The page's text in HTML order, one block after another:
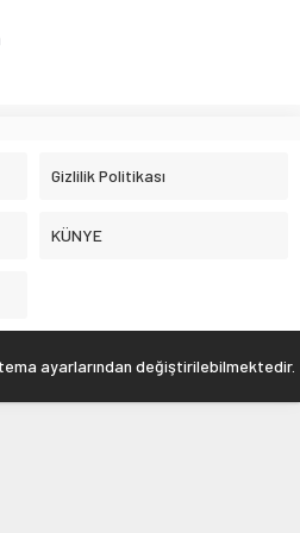
Gizlilik Politikası
KÜNYE
tema ayarlarından değiştirilebilmektedir.